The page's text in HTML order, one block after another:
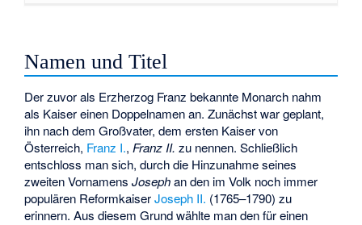
Namen und Titel
Der zuvor als Erzherzog Franz bekannte Monarch nahm
als Kaiser einen Doppelnamen an. Zunächst war geplant,
ihn nach dem Großvater, dem ersten Kaiser von
Österreich, Franz I., Franz II. zu nennen. Schließlich
entschloss man sich, durch die Hinzunahme seines
zweiten VornamensJosephan den im Volk noch immer
populären ReformkaiserJoseph II. (1765–1790) zu
erinnern. Aus diesem Grund wählte man den für einen